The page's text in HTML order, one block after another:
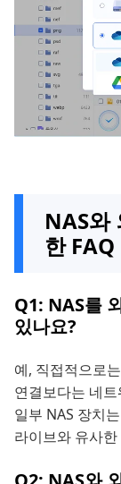
NAS와
한 FAQ
Q1: NAS를
있나요?
예, 직접적으로
연결보다는 네
일부 NAS 장치
라이브와 유사